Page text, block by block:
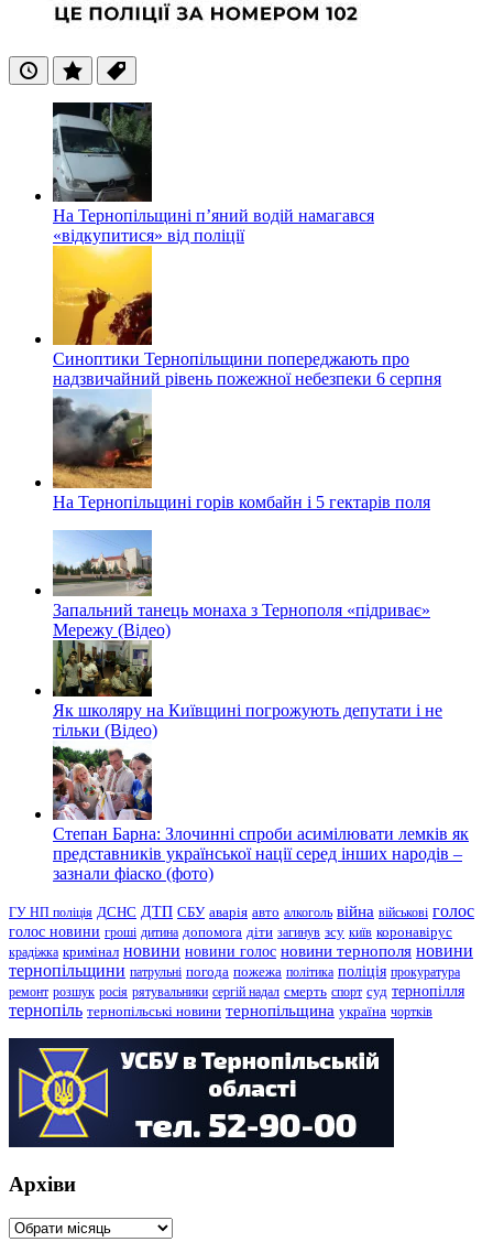
ОстанніПопулярні
Теги
На Тернопільщині п’яний водій намагався
«відкупитися» від поліції
Синоптики Тернопільщини попереджають про
надзвичайний рівень пожежної небезпеки 6 серпня
На Тернопільщині горів комбайн і 5 гектарів поля
Запальний танець монаха з Тернополя «підриває»
Мережу (Відео)
Як школяру на Київщині погрожують депутати і не
тільки (Відео)
Степан Барна: Злочинні спроби асимілювати лемків як
представників української нації серед інших народів –
зазнали фіаско (фото)
ГУ НП поліція ДСНС ДТП СБУ аварія авто алкоголь війна військові голос
голос новини гроші дитина допомога діти загинув зсу київ коронавірус
крадіжка кримінал новини новини голос новини тернополя новини
тернопільщини патрульні погода пожежа політика поліція прокуратура
ремонт розшук росія рятувальники сергій надал смерть спорт суд тернопілля
тернопіль тернопільські новини тернопільщина україна чортків
Архіви
Архіви